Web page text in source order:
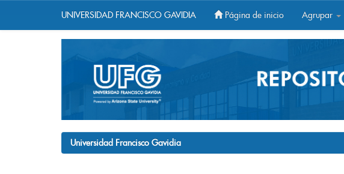
UNIVERSIDAD FRANCISCO GAVIDIA Página de inicio Agrupar
Universidad Francisco Gavidia